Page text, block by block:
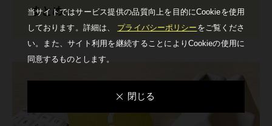
まとめ
当サイトではサービス提供の品質向上を⽬的にCookieを使⽤
しております。詳細は、 プライバシーポリシー をご覧くださ
い。
また、サイト利⽤を継続することによりCookieの使⽤に
同意するものとします。
閉じる